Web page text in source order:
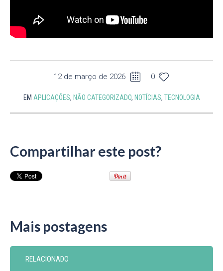
12 de março de 2026 0
EM APLICAÇÕES, NÃO CATEGORIZADO, NOTÍCIAS, TECNOLOGIA
Compartilhar este post?
Mais postagens
RELACIONADO